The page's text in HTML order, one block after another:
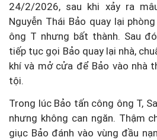
24/2/2026, sau khi xảy ra
Nguyễn Thái Bảo quay lại
ông T nhưng bất thành. Sau
tiếp tục gọi Bảo quay lại nhà,
khí và mở cửa để Bảo vào nhà
tội.
Trong lúc Bảo tấn công ông T,
nhưng không can ngăn. Thậm
giục Bảo đánh vào vùng đầu